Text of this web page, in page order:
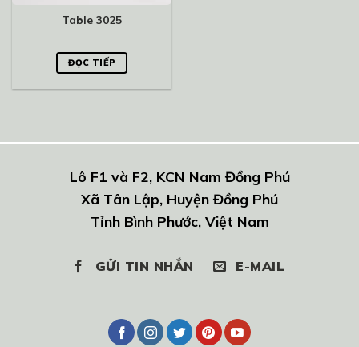
Table 3025
ĐỌC TIẾP
Lô F1 và F2, KCN Nam Đồng Phú
Xã Tân Lập, Huyện Đồng Phú
Tỉnh Bình Phước, Việt Nam
GỬI TIN NHẮN E-MAIL